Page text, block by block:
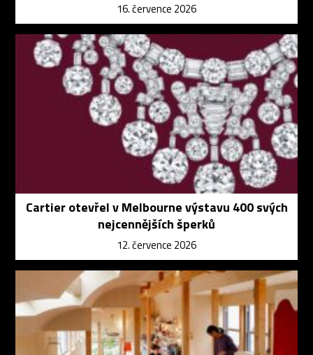
16. července 2026
Cartier otevřel v Melbourne výstavu 400 svých
nejcennějších šperků
12. července 2026